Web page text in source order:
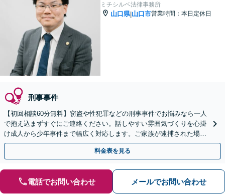
ミチシルベ法律事務所
山口県|山口市営業時間：本日定休日
刑事事件
【初回相談60分無料】窃盗や性犯罪などの刑事事件でお悩みなら一人
で抱え込まずすぐにご連絡ください。話しやすい雰囲気づくりを心掛
け成人から少年事件まで幅広く対応します。ご家族が逮捕された場合
も迅速にサポート。【web面談可能】
料金表を見る
電話でお問い合わせ メールでお問い合わせ